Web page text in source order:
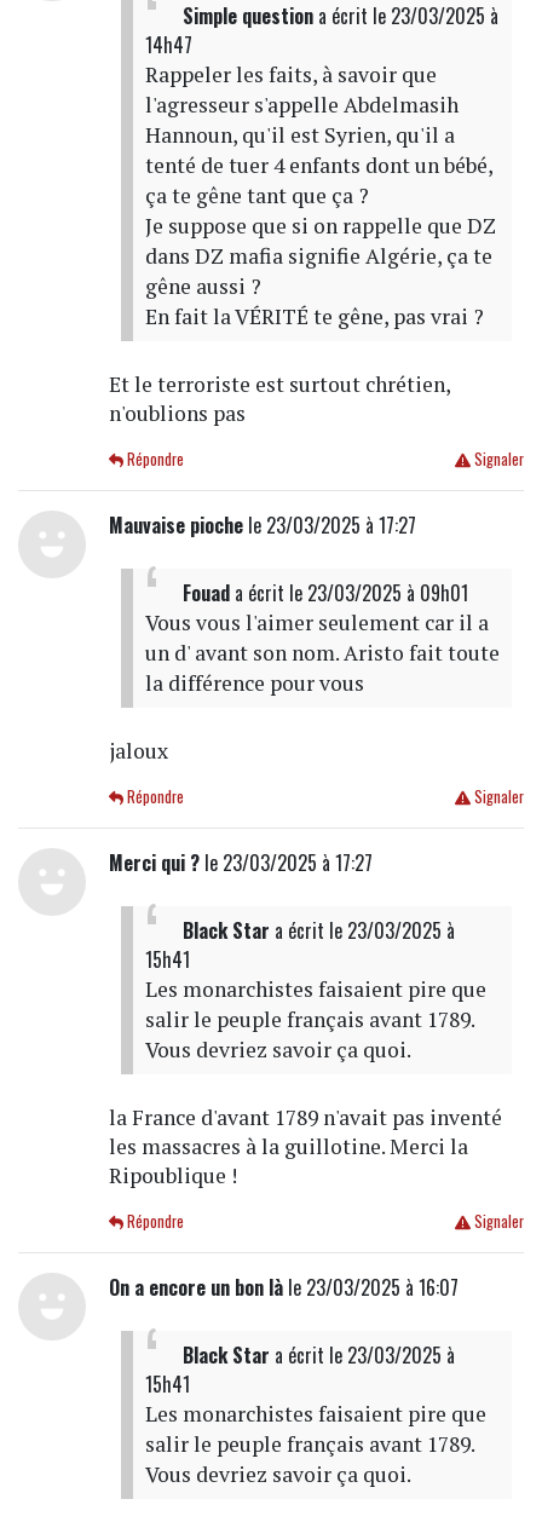
Simple questiona écrit le 23/03/2025 à
14h47
Rappeler les faits, à savoir que
l'agresseur s'appelle Abdelmasih
Hannoun, qu'il est Syrien, qu'il a
tenté de tuer 4 enfants dont un bébé,
ça te gêne tant que ça ?
Je suppose que si on rappelle que DZ
dans DZ mafia signifie Algérie, ça te
gêne aussi ?
En fait la VÉRITÉ te gêne, pas vrai ?
Et le terroriste est surtout chrétien,
n'oublions pas
Signaler
Répondre
Mauvaise piochele 23/03/2025 à 17:27
Fouada écrit le 23/03/2025 à 09h01
Vous vous l'aimer seulement car il a
un d' avant son nom. Aristo fait toute
la différence pour vous
jaloux
Signaler
Répondre
Merci qui ?le 23/03/2025 à 17:27
Black Star a écrit le 23/03/2025 à
15h41
Les monarchistes faisaient pire que
salir le peuple français avant 1789.
Vous devriez savoir ça quoi.
la France d'avant 1789 n'avait pas inventé
les massacres à la guillotine. Merci la
Ripoublique !
Signaler
Répondre
On a encore un bon làle 23/03/2025 à 16:07
Black Star a écrit le 23/03/2025 à
15h41
Les monarchistes faisaient pire que
salir le peuple français avant 1789.
Vous devriez savoir ça quoi.